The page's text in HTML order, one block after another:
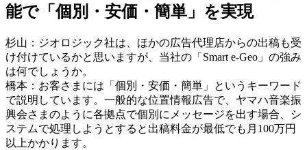
能で「個別・安価・簡単」を実現
杉山：ジオロジック社は、ほかの広告代理店からの出稿も受
け付けているかと思いますが、当社の「Smart e-Geo」の強み
は何でしょうか。
橋本：お客さまには「個別・安価・簡単」というキーワード
で説明しています。一般的な位置情報広告で、ヤマハ音楽振
興会さまのように各拠点で個別にメッセージを出す場合、シ
ステムで処理しようとすると出稿料金が最低でも月100万円
以上かかります。